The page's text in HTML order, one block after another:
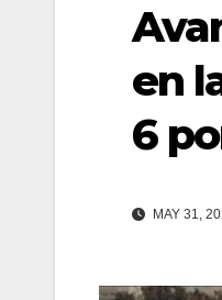
en
6
MAY 31,